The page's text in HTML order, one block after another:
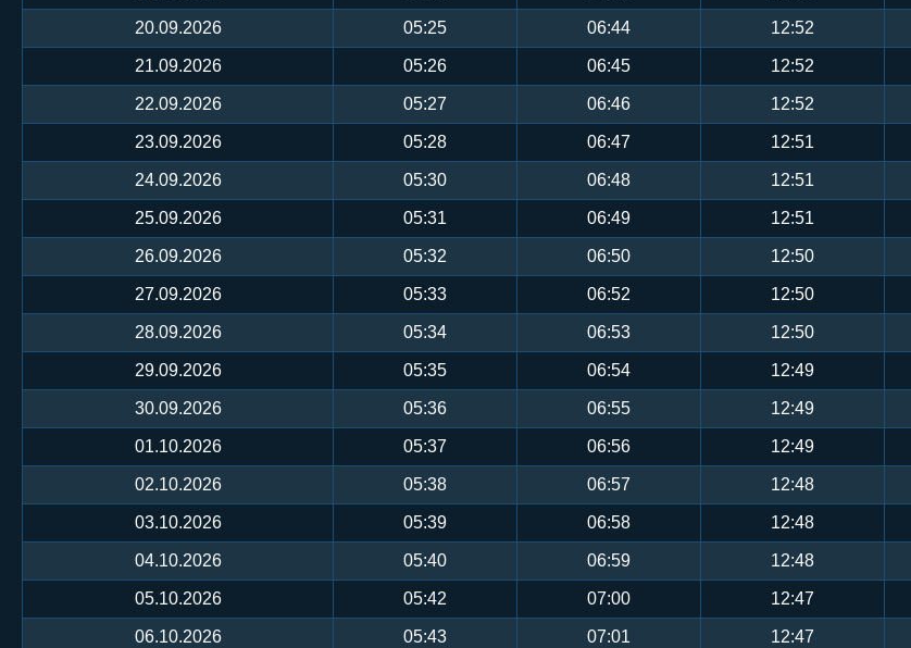
20.09.2026 05:25 06:44 12:52
21.09.2026 05:26 06:45 12:52
22.09.2026 05:27 06:46 12:52
23.09.2026 05:28 06:47 12:51
24.09.2026 05:30 06:48 12:51
25.09.2026 05:31 06:49 12:51
26.09.2026 05:32 06:50 12:50
27.09.2026 05:33 06:52 12:50
28.09.2026 05:34 06:53 12:50
29.09.2026 05:35 06:54 12:49
30.09.2026 05:36 06:55 12:49
01.10.2026 05:37 06:56 12:49
02.10.2026 05:38 06:57 12:48
03.10.2026 05:39 06:58 12:48
04.10.2026 05:40 06:59 12:48
05.10.2026 05:42 07:00 12:47
06.10.2026 05:43 07:01 12:47